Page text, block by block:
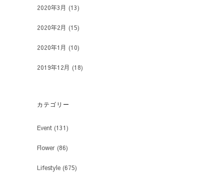
2020年3月 (13)
2020年2月 (15)
2020年1月 (10)
2019年12月 (18)
カテゴリー
Event (131)
Flower (86)
Lifestyle (675)